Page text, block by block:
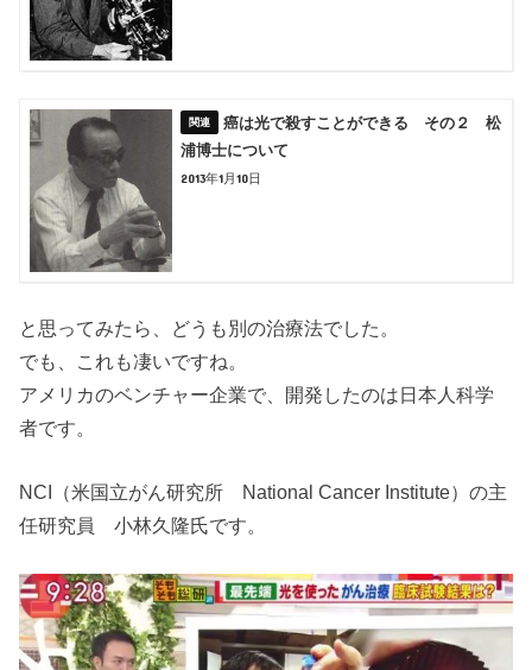
癌は光で殺すことができる その２ 松
浦博士について
2013年1月10日
と思ってみたら、どうも別の治療法でした。
でも、これも凄いですね。
アメリカのベンチャー企業で、開発したのは日本人科学
者です。
NCI（米国立がん研究所 National Cancer Institute）の主
任研究員 小林久隆氏です。